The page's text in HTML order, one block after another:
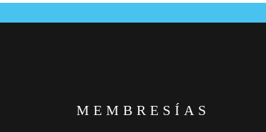
MEMBRESÍAS